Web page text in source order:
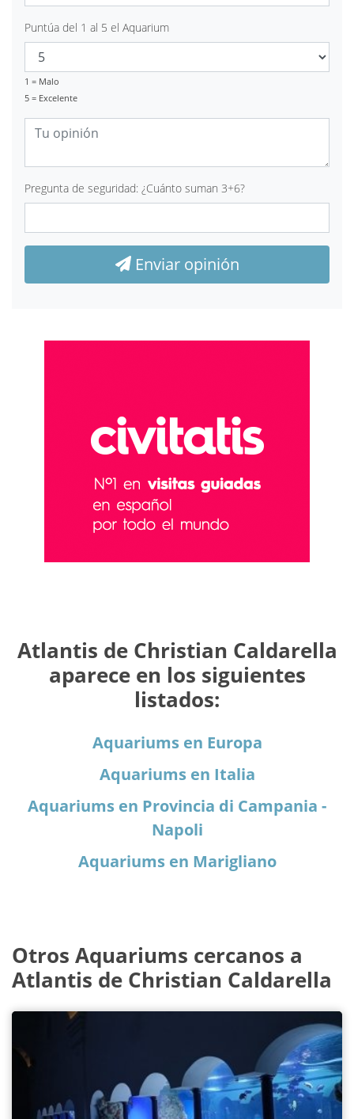
Puntúa del 1 al 5 el Aquarium
1 = Malo
5 = Excelente
Pregunta de seguridad: ¿Cuánto suman 3+6?
Enviar opinión
Atlantis de Christian Caldarella
aparece en los siguientes
listados:
Aquariums en Europa
Aquariums en Italia
Aquariums en Provincia di Campania -
Napoli
Aquariums en Marigliano
Otros Aquariums cercanos a
Atlantis de Christian Caldarella